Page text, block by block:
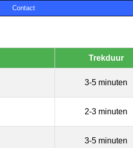
Contact
Trekduur
3-5 minuten
2-3 minuten
3-5 minuten